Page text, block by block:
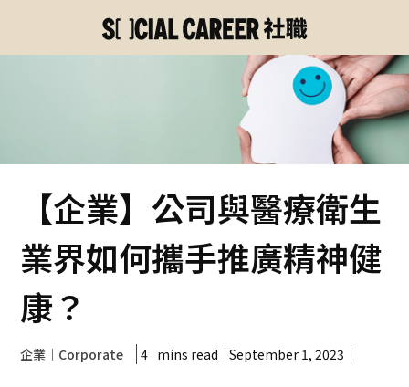
【企業】公司與醫療衛生
業界如何攜手推廣精神健
康？
企業｜Corporate 4 mins read September 1, 2023